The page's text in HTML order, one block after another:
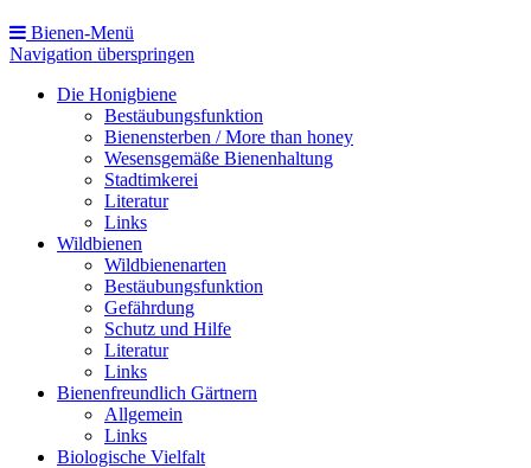
Bienen-Menü
Navigation überspringen
Die Honigbiene
Bestäubungsfunktion
Bienensterben / More than honey
Wesensgemäße Bienenhaltung
Stadtimkerei
Literatur
Links
Wildbienen
Wildbienenarten
Bestäubungsfunktion
Gefährdung
Schutz und Hilfe
Literatur
Links
Bienenfreundlich Gärtnern
Allgemein
Links
Biologische Vielfalt